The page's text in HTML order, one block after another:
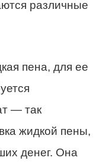
различные
пена, для ее
— так
жидкой пены,
денег. Она